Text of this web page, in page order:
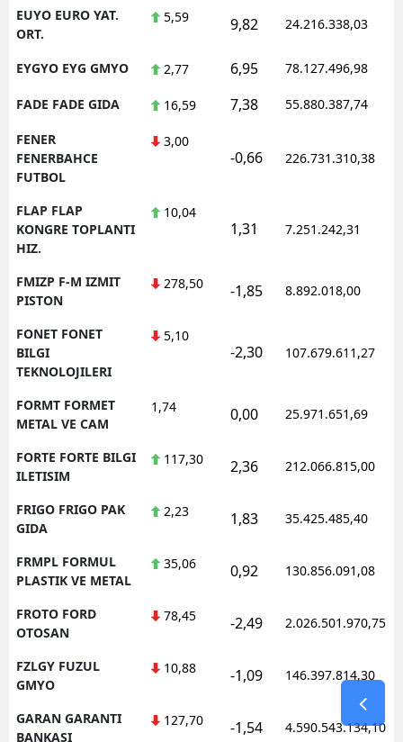
EUYO EURO YAT.
ORT.
5,59 9,82 24.216.338,03
EYGYO EYG GMYO 2,77 6,95 78.127.496,98
FADE FADE GIDA 16,59 7,38 55.880.387,74
FENER
FENERBAHCE
FUTBOL
3,00
-0,66 226.731.310,38
FLAP FLAP
KONGRE TOPLANTI
HIZ.
10,04
1,31 7.251.242,31
FMIZP F-M IZMIT
PISTON
278,50 -1,85 8.892.018,00
FONET FONET
BILGI
TEKNOLOJILERI
5,10
-2,30 107.679.611,27
FORMT FORMET
METAL VE CAM
1,74 0,00 25.971.651,69
FORTE FORTE BILGI
ILETISIM
117,30 2,36 212.066.815,00
FRIGO FRIGO PAK
GIDA
2,23 1,83 35.425.485,40
FRMPL FORMUL
PLASTIK VE METAL
35,06 0,92 130.856.091,08
FROTO FORD
OTOSAN
78,45 -2,49 2.026.501.970,75
FZLGY FUZUL
GMYO
10,88 -1,09 146.397.814,30
GARAN GARANTI
BANKASI
127,70 -1,54 4.590.543.134,10